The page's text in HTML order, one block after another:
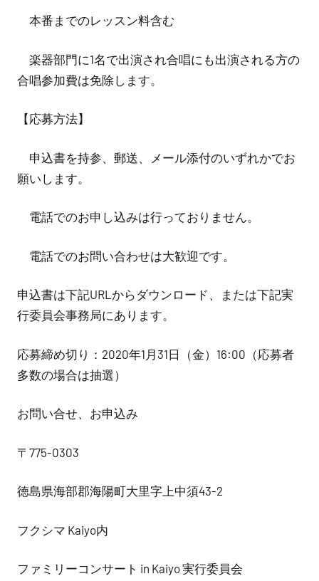
本番までのレッスン料含む
楽器部門に1名で出演され合唱にも出演される方の
合唱参加費は免除します。
【応募方法】
申込書を持参、郵送、メール添付のいずれかでお
願いします。
電話でのお申し込みは行っておりません。
電話でのお問い合わせは大歓迎です。
申込書は下記URLからダウンロード、または下記実
行委員会事務局にあります。
応募締め切り：2020年1月31日（金）16:00（応募者
多数の場合は抽選）
お問い合せ、お申込み
〒775-0303
徳島県海部郡海陽町大里字上中須43-2
フクシマ Kaiyo内
ファミリーコンサート in Kaiyo 実行委員会